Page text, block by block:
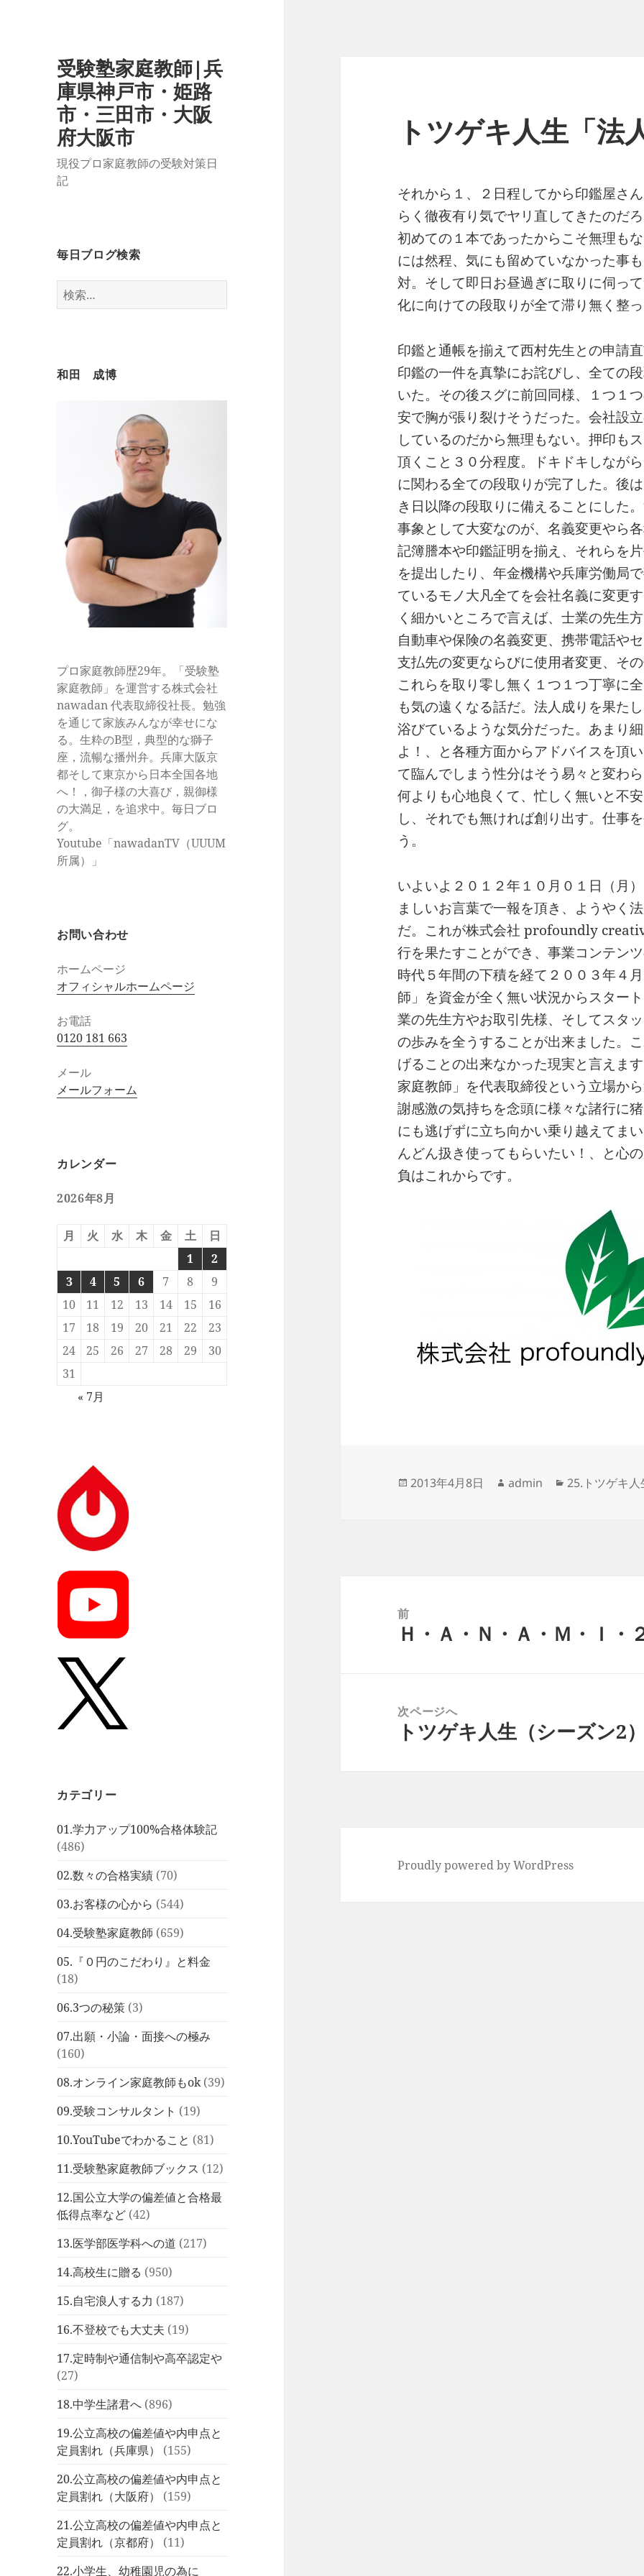
受験塾家庭教師|兵
庫県神戸市・姫路
市・三田市・大阪
府大阪市
現役プロ家庭教師の受験対策日
記
毎日ブログ検索
検
索:
和田 成博
プロ家庭教師歴29年。「受験塾
家庭教師」を運営する株式会社
nawadan 代表取締役社長。勉強
を通じて家族みんなが幸せにな
る。生粋のB型，典型的な獅子
座，流暢な播州弁。兵庫大阪京
都そして東京から日本全国各地
へ！，御子様の大喜び，親御様
の大満足，を追求中。毎日ブロ
グ。
Youtube「nawadanTV（UUUM
所属）」
お問い合わせ
ホームページ
オフィシャルホームページ
お電話
0120 181 663
メール
メールフォーム
カレンダー
2026年8月
月 火 水 木 金 土
日
1
2
3
4 5 6 7 8
9
10
11 12 13 14 15
16
17
18 19 20 21 22
23
24
25 26 27 28 29
30
31
« 7月
カテゴリー
01.学力アップ100%合格体験記
(486)
02.数々の合格実績 (70)
03.お客様の心から (544)
04.受験塾家庭教師 (659)
05.『０円のこだわり』と料金
(18)
06.3つの秘策 (3)
07.出願・小論・面接への極み
(160)
08.オンライン家庭教師もok(39)
09.受験コンサルタント (19)
10.YouTubeでわかること (81)
11.受験塾家庭教師ブックス (12)
12.国公立大学の偏差値と合格最
低得点率など (42)
13.医学部医学科への道 (217)
14.高校生に贈る (950)
15.自宅浪人する力 (187)
16.不登校でも大丈夫 (19)
17.定時制や通信制や高卒認定や
(27)
18.中学生諸君へ (896)
19.公立高校の偏差値や内申点と
定員割れ（兵庫県）
(155)
20.公立高校の偏差値や内申点と
定員割れ（大阪府）
(159)
21.公立高校の偏差値や内申点と
定員割れ（京都府）
(11)
22.小学生、幼稚園児の為に
トツゲキ人生「法
それから１、２日程してから印鑑屋さ
らく徹夜有り気でヤリ直してきたのだ
初めての１本であったからこそ無理も
には然程、気にも留めていなかった事
対。そして即日お昼過ぎに取りに伺っ
化に向けての段取りが全て滞り無く整
印鑑と通帳を揃えて西村先生との申請
印鑑の一件を真摯にお詫びし、全ての
いた。その後スグに前回同様、１つ１
安で胸が張り裂けそうだった。会社設
しているのだから無理もない。押印も
頂くこと３０分程度。ドキドキしなが
に関わる全ての段取りが完了した。後
き日以降の段取りに備えることにした
事象として大変なのが、名義変更やら
記簿謄本や印鑑証明を揃え、それらを
を提出したり、年金機構や兵庫労働局
ているモノ大凡全てを会社名義に変更
く細かいところで言えば、士業の先生
自動車や保険の名義変更、携帯電話や
支払先の変更ならびに使用者変更、そ
これらを取り零し無く１つ１つ丁寧に
も気の遠くなる話だ。法人成りを果た
浴びているような気分だった。あまり
よ！、と各種方面からアドバイスを頂
て臨んでしまう性分はそう易々と変わ
何よりも心地良くて、忙しく無いと不
し、それでも無ければ創り出す。仕事
う。
いよいよ２０１２年１０月０１日（月
ましいお言葉で一報を頂き、ようやく
だ。これが株式会社 profoundly
行を果たすことができ、事業コンテン
時代５年間の下積を経て２００３年４
師」を資金が全く無い状況からスター
業の先生方やお取引先様、そしてスタ
の歩みを全うすることが出来ました。
げることの出来なかった現実と言えま
家庭教師」を代表取締役という立場か
謝感激の気持ちを念頭に様々な諸行に
にも逃げずに立ち向かい乗り越えてま
んどん扱き使ってもらいたい！、と心
負はこれからです。
投
2013年4月8日
作
admin
カ
25.トツゲキ人
前
前
Ｈ・Ａ・Ｎ・Ａ・Ｍ・Ｉ・
次ページへ
次
トツゲキ人生（シーズン2
Proudly powered by WordPress